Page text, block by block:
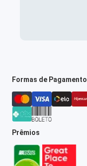
Formas de Pagamento
Prêmios